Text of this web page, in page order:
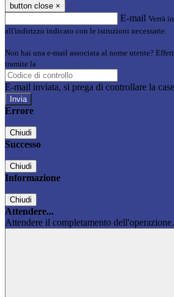
button close ×
E-mail Verrà
all'indirizzo indicato con le istruzioni necessarie.
Non hai una e-mail associata al nome utente?
tramite la
E-mail inviata, si prega di controllare la
Errore
Chiudi
Successo
Chiudi
Informazione
Chiudi
Attendere...
Attendere il completamento